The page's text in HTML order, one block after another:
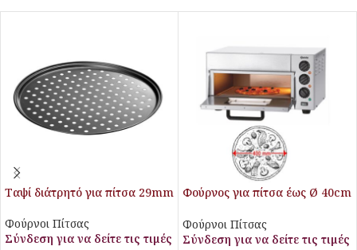
Ταψί διάτρητό για πίτσα 29mm
Φούρνοι Πίτσας
Σύνδεση για να δείτε τις τιμές
Φούρνος για πίτσα έως Ø 40cm
Φούρνοι Πίτσας
Σύνδεση για να δείτε τις τιμές